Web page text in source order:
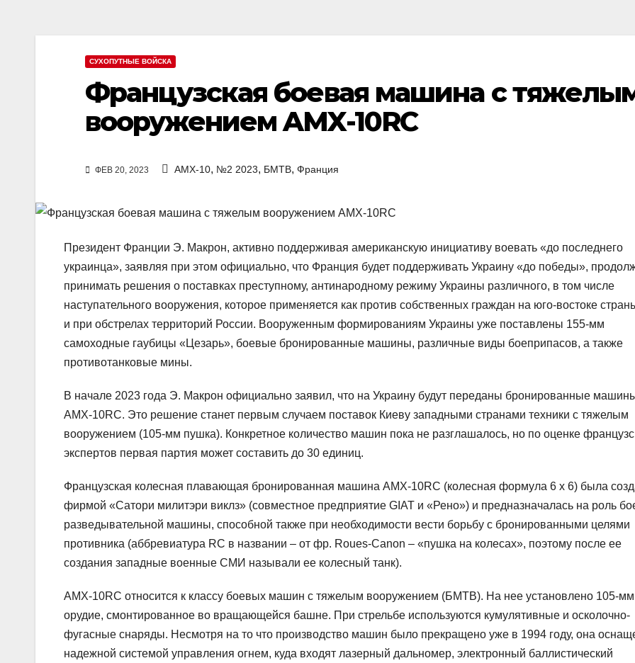
СУХОПУТНЫЕ ВОЙСКА
Французская боевая машина с
вооружением AMX-10RC
ФЕВ 20, 2023 AMX-10, №2 2023, БМТВ, Франция
Президент Франции Э. Макрон, активно поддерживая американскую инициативу воевать «до последнего
украинца», заявляя при этом официально, что Франция будет поддерживать Украину «до победы»,
принимать решения о поставках преступному, антинародному режиму Украины различного, в том числе
наступательного вооружения, которое применяется как против собственных граждан на юго-востоке
и при обстрелах территорий России. Вооруженным формированиям Украины уже поставлены 155-мм
самоходные гаубицы «Цезарь», боевые бронированные машины, различные виды боеприпасов, а также
противотанковые мины.
В начале 2023 года Э. Макрон официально заявил, что на Украину будут переданы бронированные
AMX-10RC. Это решение станет первым случаем поставок Киеву западными странами техники с тяжелым
вооружением (105-мм пушка). Конкретное количество машин пока не разглашалось, но по оценке
экспертов первая партия может составить до 30 единиц.
Французская колесная плавающая бронированная машина AMX-10RC (колесная формула 6 х 6) была
фирмой «Сатори милитэри виклз» (совместное предприятие GIAT и «Рено») и предназначалась на роль
разведывательной машины, способной также при необходимости вести борьбу с бронированными целями
противника (аббревиатура RC в названии – от фр. Roues-Canon – «пушка на колесах», поэтому после ее
создания западные военные СМИ называли ее колесный танк).
AMX-10RC относится к классу боевых машин с тяжелым вооружением (БМТВ). На нее установлено 105-мм
орудие, смонтированное во вращающейся башне. При стрельбе используются кумулятивные и осколочно-
фугасные снаряды. Несмотря на то что производство машин было прекращено уже в 1994 году, она
надежной системой управления огнем, куда входят лазерный дальномер, электронный баллистический